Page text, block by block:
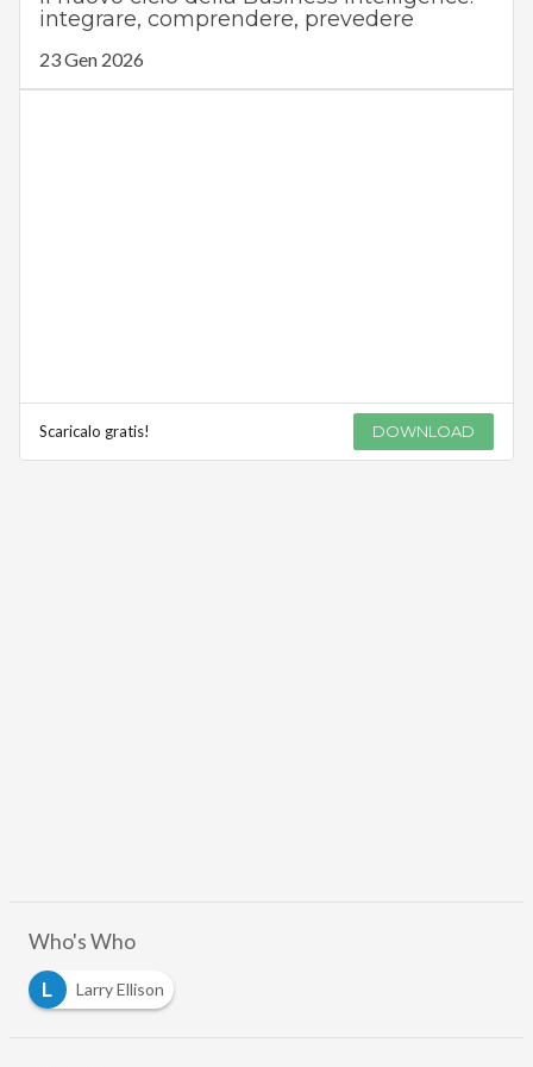
integrare, comprendere, prevedere
23 Gen 2026
Scaricalo gratis! DOWNLOAD
Who's Who
L
Larry Ellison